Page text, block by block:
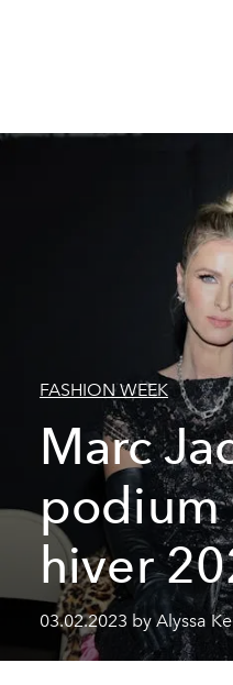
FASHION WEEK
Marc
podium
hiver
03.02.2023 by Alyssa